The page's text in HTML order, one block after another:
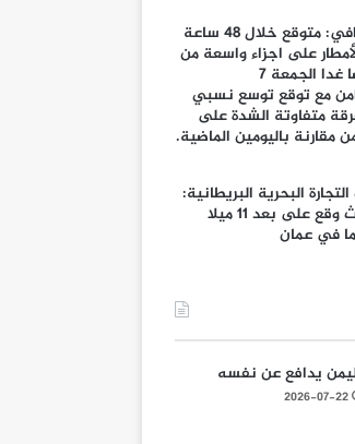
الفلكي عدنان الشوافي: متوقع خلال 48 ساعة
على اجزاء واسعة من
الامانة صنعاء خصوصا غدا الجمعة 7
بالتزامن مع توقع توسع نسبي
متفاوتة الشدة على
مقارنة باليومين الماضية.
البحرية البريطانية:
تلقينا بلاغا عن حادث وقع على بعد 11 ميلا
في عمان
يدافع عن نفسه
2026-07-22